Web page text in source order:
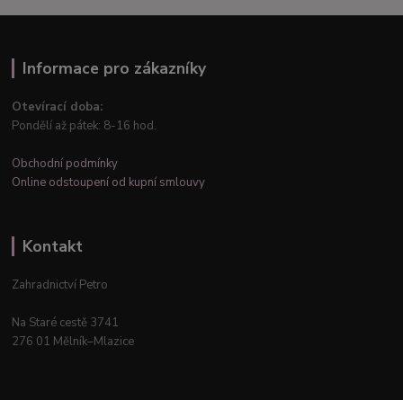
Informace pro zákazníky
Otevírací doba:
Pondělí až pátek: 8-16 hod.
Obchodní podmínky
Online odstoupení od kupní smlouvy
Kontakt
Zahradnictví Petro
Na Staré cestě 3741
276 01 Mělník–Mlazice